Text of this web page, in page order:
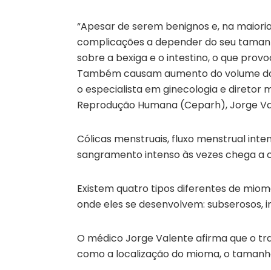
“Apesar de serem benignos e, na
complicações a depender do seu
sobre a bexiga e o intestino, o que
Também causam aumento do volume
o especialista em ginecologia e diretor
Reprodução Humana (Ceparh), Jorge
Cólicas menstruais, fluxo menstrual
sangramento intenso às vezes chega a
Existem quatro tipos diferentes de
onde eles se desenvolvem: subserosos,
O médico Jorge Valente afirma que o
como a localização do mioma, o